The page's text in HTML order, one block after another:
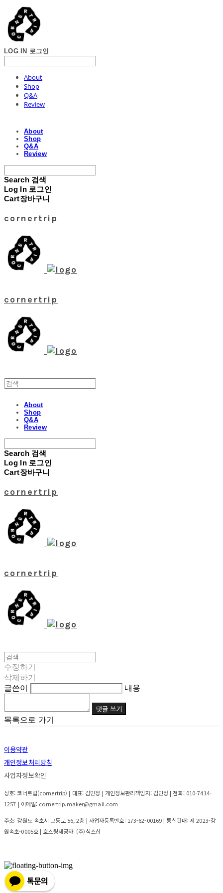
LOG IN 로그인
About
Shop
Q&A
Review
About
Shop
Q&A
Review
Search 검색
Log In 로그인
Cart장바구니
cornertrip
cornertrip
About
Shop
Q&A
Review
Search 검색
Log In 로그인
Cart장바구니
cornertrip
cornertrip
수정하기
삭제하기
글쓴이
내용
댓글 쓰기
목록으로 가기
이용약관
개인정보처리방침
사업자정보확인
상호: 코너트립(cornertrip) | 대표: 김민정 | 개인정보관리책임자: 김민정 | 전화: 010-7414-
1257 | 이메일: cornertrip.maker@gmail.com
주소: 강원도 속초시 교동로 56, 2층 | 사업자등록번호: 173-62-00169 | 통신판매: 제 2023-강
원속초-0005호 | 호스팅제공자: (주)식스샵